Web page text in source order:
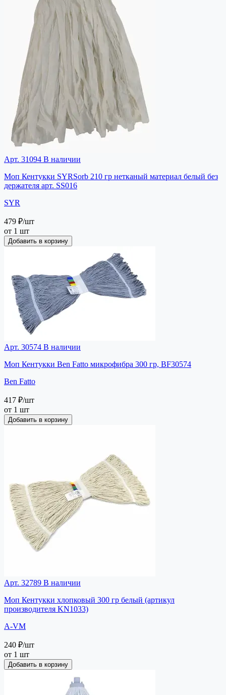
Арт. 31094 В наличии
Моп Кентукки SYRSorb 210 гр нетканый материал белый без
держателя арт. SS016
SYR
479 ₽/шт
от 1 шт
Добавить в корзину
Арт. 30574 В наличии
Моп Кентукки Ben Fatto микрофибра 300 гр, BF30574
Ben Fatto
417 ₽/шт
от 1 шт
Добавить в корзину
Арт. 32789 В наличии
Моп Кентукки хлопковый 300 гр белый (артикул
производителя KN1033)
A-VM
240 ₽/шт
от 1 шт
Добавить в корзину